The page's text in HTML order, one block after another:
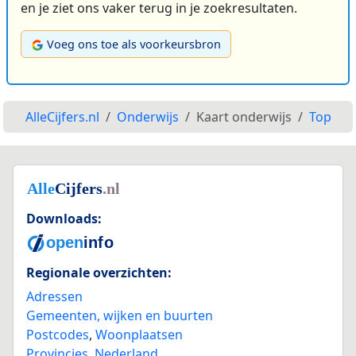
en je ziet ons vaker terug in je zoekresultaten.
Voeg ons toe als voorkeursbron
AlleCijfers.nl Onderwijs Kaart onderwijs Top
Downloads:
Regionale overzichten:
Adressen
Gemeenten, wijken en buurten
Postcodes, Woonplaatsen